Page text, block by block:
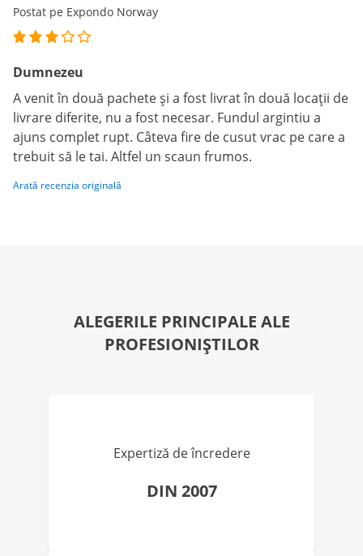
Postat pe Expondo Norway
Dumnezeu
A venit în două pachete și a fost livrat în două locații de
livrare diferite, nu a fost necesar. Fundul argintiu a
ajuns complet rupt. Câteva fire de cusut vrac pe care a
trebuit să le tai. Altfel un scaun frumos.
Arată recenzia originală
ALEGERILE PRINCIPALE ALE
PROFESIONIȘTILOR
Expertiză de încredere
DIN 2007